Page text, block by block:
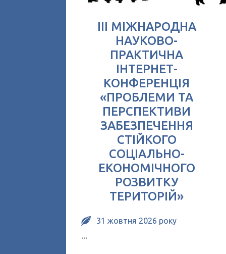
ІІІ МІЖНАРОДНА
НАУКОВО-
ПРАКТИЧНА
ІНТЕРНЕТ-
КОНФЕРЕНЦІЯ
«ПРОБЛЕМИ ТА
ПЕРСПЕКТИВИ
ЗАБЕЗПЕЧЕННЯ
СТІЙКОГО
СОЦІАЛЬНО-
ЕКОНОМІЧНОГО
РОЗВИТКУ
ТЕРИТОРІЙ»
31 жовтня 2026 року
...